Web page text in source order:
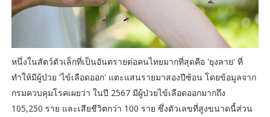
หนึ่งในสัตว์ตัวเล็กที่เป็นอันตรายต่อคนไทยมากที่สุดคือ 'ยุงลาย' ที่
ทำให้มีผู้ป่วย 'ไข้เลือดออก' แตะแสนรายมาสองปีซ้อน โดยข้อมูลจาก
กรมควบคุมโรคเผยว่า ในปี 2567 มีผู้ป่วยไข้เลือดออกมากถึง
105,250 ราย และเสียชีวิตกว่า 100 ราย ซึ่งตัวเลขที่สูงขนาดนี้ส่วน